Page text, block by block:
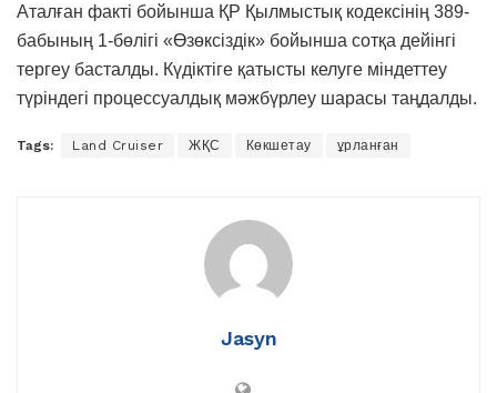
Аталған факті бойынша ҚР Қылмыстық кодексінің 389-
бабының 1-бөлігі «Өзөксіздік» бойынша сотқа дейінгі
тергеу басталды. Күдіктіге қатысты келуге міндеттеу
түріндегі процессуалдық мәжбүрлеу шарасы таңдалды.
Tags: Land Cruiser ЖҚС Көкшетау ұрланған
Jasyn